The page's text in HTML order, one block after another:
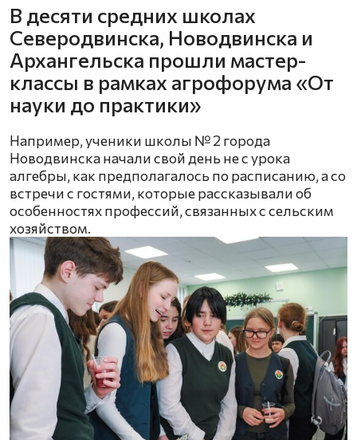
В десяти средних школах
Северодвинска, Новодвинска и
Архангельска прошли мастер-
классы в рамках агрофорума «От
науки до практики»
Например, ученики школы № 2 города
Новодвинска начали свой день не с урока
алгебры, как предполагалось по расписанию, а со
встречи с гостями, которые рассказывали об
особенностях профессий, связанных с сельским
хозяйством.